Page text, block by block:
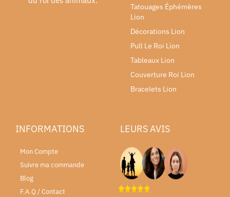
Tatouages Éphémères
Lion
Décorations Lion
Pull Le Roi Lion
Tableaux Lion
Couverture Roi Lion
Bracelets Lion
INFORMATIONS
Mon Compte
Suivre ma commande
Blog
F.A.Q / Contact
LEURS AVIS